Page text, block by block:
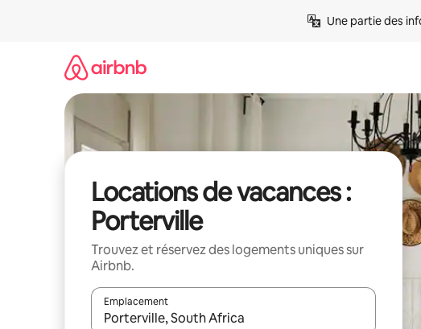
Une partie des
Locations de vacances :
Porterville
Trouvez et réservez des logements uniques sur
Airbnb.
Emplacement
Quand les résultats sont affichés, parcourez-les en utilisant